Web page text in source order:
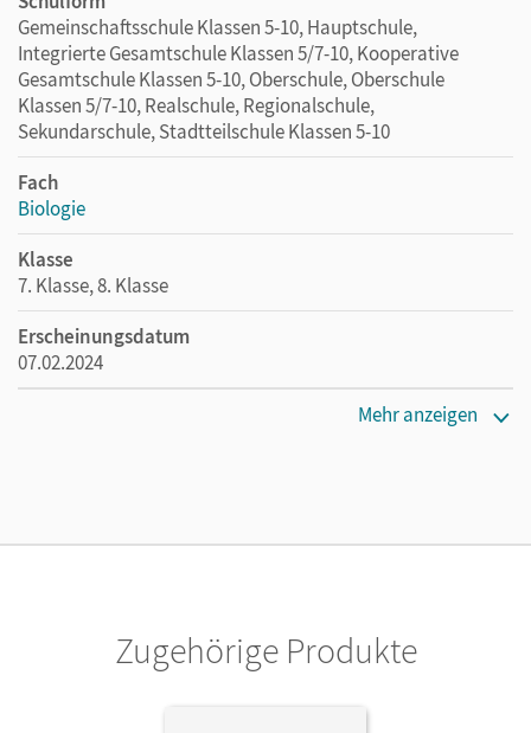
Gemeinschaftsschule Klassen 5-10, Hauptschule,
Integrierte Gesamtschule Klassen 5/7-10, Kooperative
Gesamtschule Klassen 5-10, Oberschule, Oberschule
Klassen 5/7-10, Realschule, Regionalschule,
Sekundarschule, Stadtteilschule Klassen 5-10
Fach
Biologie
Klasse
7. Klasse, 8. Klasse
Erscheinungsdatum
07.02.2024
Mehr anzeigen
Zugehörige Produkte